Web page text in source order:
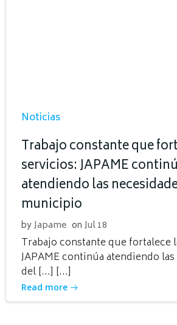
Noticias
Trabajo constante que
servicios: JAPAME
atendiendo las
municipio
byJapame on Jul 18
Trabajo constante que fortalece
JAPAME continúa atendiendo
del […] […]
Read more